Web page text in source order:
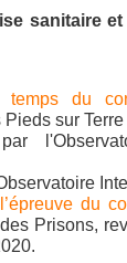
sanitaire et
temps du
sur
du
des Prisons,